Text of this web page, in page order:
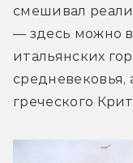
смешивал
— здесь можно
итальянских
средневековья,
греческого